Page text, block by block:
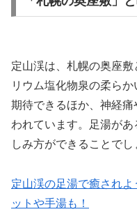
定山渓は、札幌の奥座
リウム塩化物泉の柔ら
期待できるほか、神経
われています。足湯が
しみ方ができることでし
定山渓の足湯で癒され
ットや手湯も！